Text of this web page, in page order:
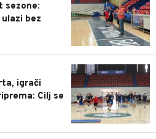
sezone:
bez
0
igrači
Cilj se